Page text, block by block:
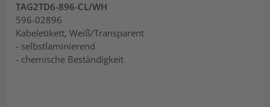
TAG2TD6-896-CL/WH
596-02896
Kabeletikett, Weiß/Transparent
- selbstlaminierend
- chemische Beständigkeit